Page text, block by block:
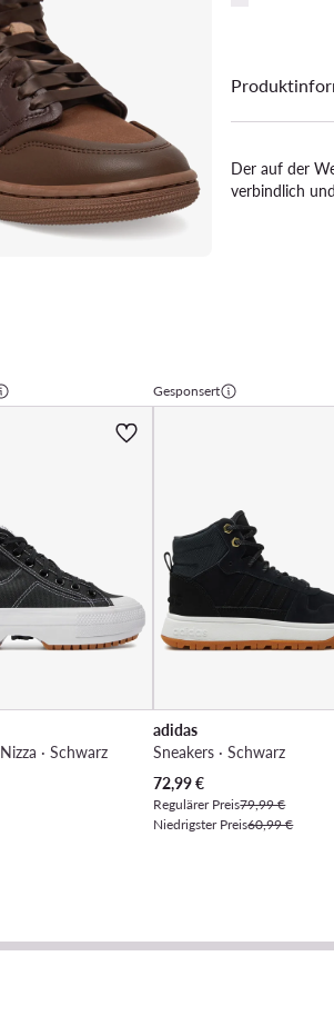
Der auf der
verbindlich
· Schwarz
Gesponsert
adidas
Sneakers · Schwarz
Aktueller Preis
72,99€
Regulärer Preis79,99 €
Niedrigster Preis60,99 €